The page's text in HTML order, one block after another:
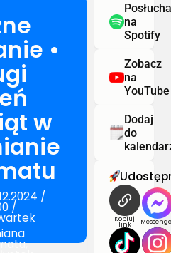
•
w
/
/
na
Spotify
Zobacz
na
YouTube
Dodaj
do
Kopiuj
link